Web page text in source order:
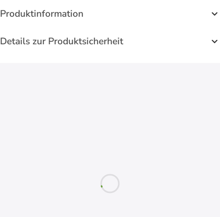
Produktinformation
Details zur Produktsicherheit